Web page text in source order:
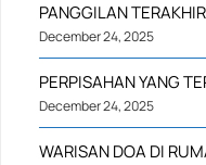
PANGGILAN
December 24, 2025
PERPISAHAN YANG
December 24, 2025
WARISAN DOA DI